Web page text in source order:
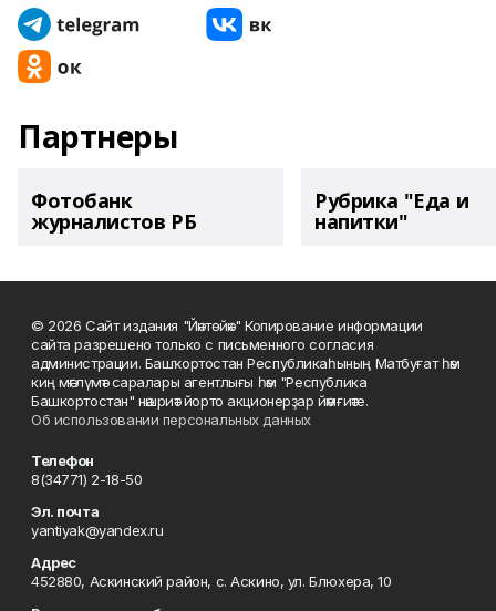
Партнеры
Фотобанк
журналистов РБ
Рубрика "Еда и
напитки"
© 2026 Сайт издания "Йәнтөйәк" Копирование информации
сайта разрешено только с письменного согласия
администрации. Башҡортостан Республикаһының Матбуғат һәм
киң мәғлүмәт саралары агентлығы һәм "Республика
Башкортостан" нәшриәт йорто акционерҙар йәмғиәте.
Об использовании персональных данных
Телефон
8(34771) 2-18-50
Эл. почта
yantiyak@yandex.ru
Адрес
452880, Аскинский район, с. Аскино, ул. Блюхера, 10